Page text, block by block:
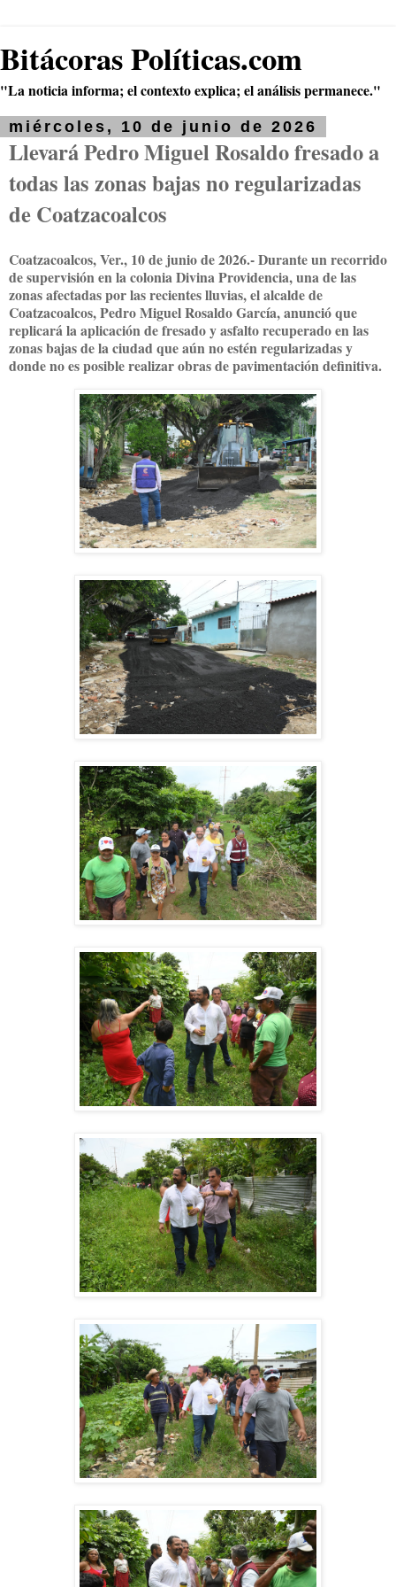
Bitácoras Políticas.com
"La noticia informa; el contexto explica; el análisis permanece."
miércoles, 10 de junio de 2026
Llevará Pedro Miguel Rosaldo fresado a
todas las zonas bajas no regularizadas
de Coatzacoalcos
Coatzacoalcos, Ver., 10 de junio de 2026.- Durante un recorrido
de supervisión en la colonia Divina Providencia, una de las
zonas afectadas por las recientes lluvias, el alcalde de
Coatzacoalcos, Pedro Miguel Rosaldo García, anunció que
replicará la aplicación de fresado y asfalto recuperado en las
zonas bajas de la ciudad que aún no estén regularizadas y
donde no es posible realizar obras de pavimentación definitiva.